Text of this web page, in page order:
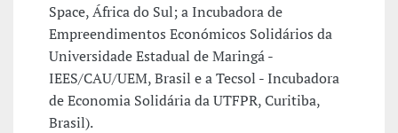
Space, África do Sul; a Incubadora de
Empreendimentos Económicos Solidários da
Universidade Estadual de Maringá -
IEES/CAU/UEM, Brasil e a Tecsol - Incubadora
de Economia Solidária da UTFPR, Curitiba,
Brasil).